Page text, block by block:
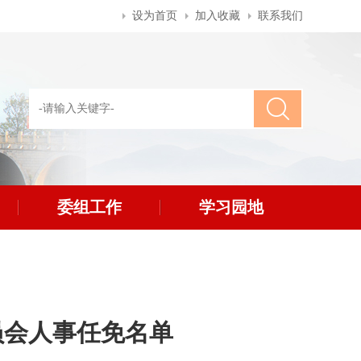
设为首页 加入收藏 联系我们
委组工作 学习园地
人事任免名单